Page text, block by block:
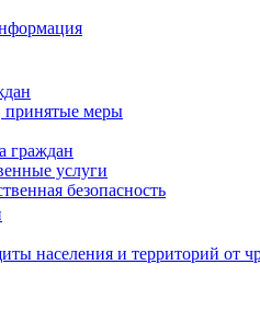
принятые меры
граждан
услуги
безопасность
населения и территорий от